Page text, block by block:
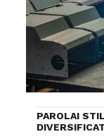
PAROLAI